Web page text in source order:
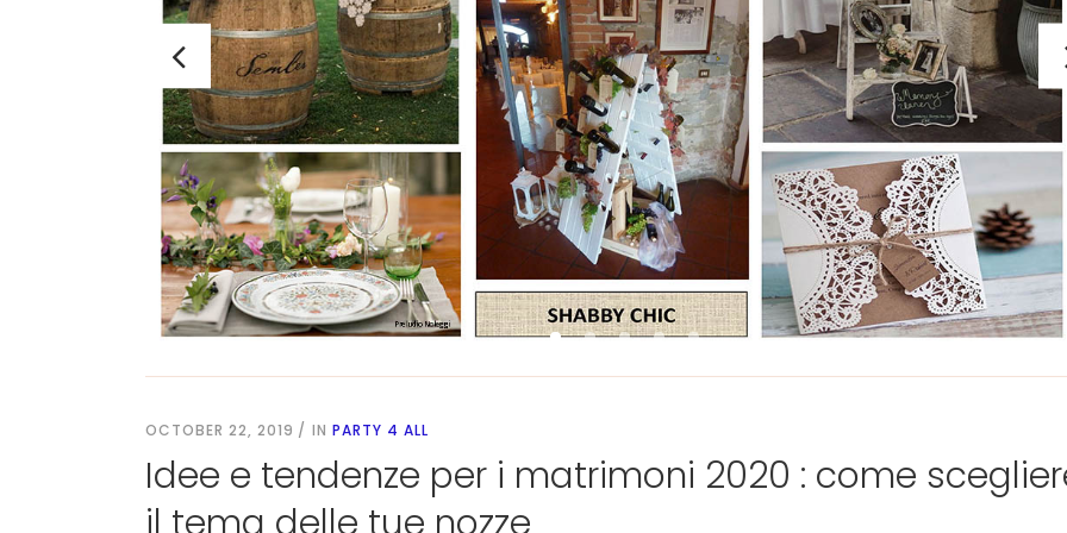
OCTOBER 22, 2019 IN PARTY 4 ALL
Idee e tendenze per i matrimoni 2020 : come